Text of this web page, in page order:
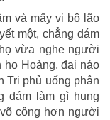
và mấy vị bô lão
một, chẳng dám
vừa nghe người
họ Hoàng, đại náo
Tri phủ uống phân
dám làm gì hung
công hơn người